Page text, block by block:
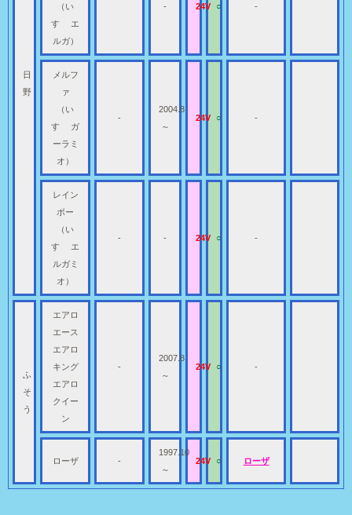
日
野
（い
すゞ エ
ルガ）
- 24V ○ -
メルフ
ァ
（い
すゞ ガ
ーラミ
オ）
-
2004.8
～
24V ○ -
レイン
ボー
（い
すゞ エ
ルガミ
オ）
- - 24V ○ -
ふ
そ
う
エアロ
エース
エアロ
キング
エアロ
クイー
ン
-
2007.8
～
24V ○ -
ローザ -
1997.10
～
24V ○ ローザ